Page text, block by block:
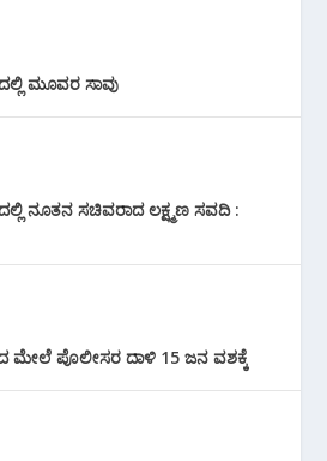
ಮೂವರ ಸಾವು
ನೂತನ ಸಚಿವರಾದ ಲಕ್ಷ್ಮಣ ಸವದಿ :
ಪೊಲೀಸರ ದಾಳಿ 15 ಜನ ವಶಕ್ಕೆ